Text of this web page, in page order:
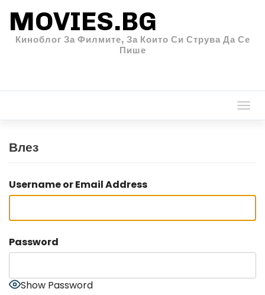
MOVIES.BG
Киноблог За Филмите, За Които Си Струва Да Се
Пише
Влез
Username or Email Address
Password
Show Password